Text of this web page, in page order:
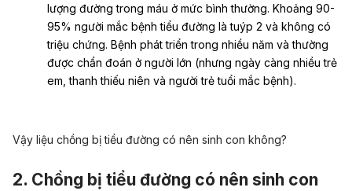
lượng đường trong máu ở mức bình thường. Khoảng 90-
95% người mắc bệnh tiểu đường là tuýp 2 và không có
triệu chứng. Bệnh phát triển trong nhiều năm và thường
được chẩn đoán ở người lớn (nhưng ngày càng nhiều trẻ
em, thanh thiếu niên và người trẻ tuổi mắc bệnh).
Vậy liệu chồng bị tiểu đường có nên sinh con không?
2. Chồng bị tiểu đường có nên sinh con